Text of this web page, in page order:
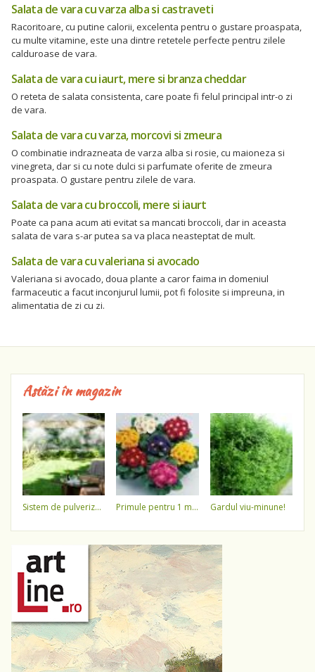
Salata de vara cu varza alba si castraveti
Racoritoare, cu putine calorii, excelenta pentru o gustare proaspata,
cu multe vitamine, este una dintre retetele perfecte pentru zilele
calduroase de vara.
Salata de vara cu iaurt, mere si branza cheddar
O reteta de salata consistenta, care poate fi felul principal intr-o zi
de vara.
Salata de vara cu varza, morcovi si zmeura
O combinatie indrazneata de varza alba si rosie, cu maioneza si
vinegreta, dar si cu note dulci si parfumate oferite de zmeura
proaspata. O gustare pentru zilele de vara.
Salata de vara cu broccoli, mere si iaurt
Poate ca pana acum ati evitat sa mancati broccoli, dar in aceasta
salata de vara s-ar putea sa va placa neasteptat de mult.
Salata de vara cu valeriana si avocado
Valeriana si avocado, doua plante a caror faima in domeniul
farmaceutic a facut inconjurul lumii, pot fi folosite si impreuna, in
alimentatia de zi cu zi.
Astăzi în magazin
sistem de pulverizare a apei primule pentru 1 martie 3,5 lei / ghiveci !!!! gardul viu-minune!